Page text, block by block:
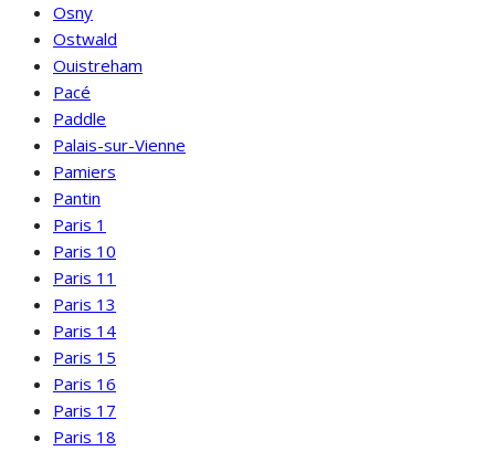
Osny
Ostwald
Ouistreham
Pacé
Paddle
Palais-sur-Vienne
Pamiers
Pantin
Paris 1
Paris 10
Paris 11
Paris 13
Paris 14
Paris 15
Paris 16
Paris 17
Paris 18